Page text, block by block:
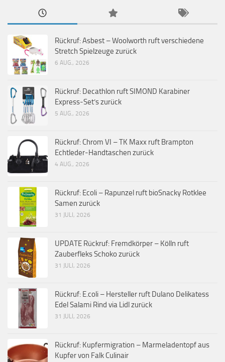
Rückruf: Asbest – Woolworth ruft verschiedene
Stretch Spielzeuge zurück
6 AUG., 2026
Rückruf: Decathlon ruft SIMOND Karabiner
Express-Set’s zurück
5 AUG., 2026
Rückruf: Chrom VI – TK Maxx ruft Brampton
Echtleder-Handtaschen zurück
4 AUG., 2026
Rückruf: Ecoli – Rapunzel ruft bioSnacky Rotklee
Samen zurück
31 JULI, 2026
UPDATE Rückruf: Fremdkörper – Kölln ruft
Zauberfleks Schoko zurück
31 JULI, 2026
Rückruf: E.coli – Hersteller ruft Dulano Delikatess
Edel Salami Rind via Lidl zurück
31 JULI, 2026
Rückruf: Kupfermigration – Marmeladentopf aus
Kupfer von Falk Culinair